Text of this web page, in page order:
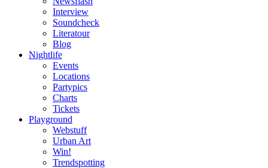
Interview
Soundcheck
Literatour
Blog
Nightlife
Events
Locations
Partypics
Charts
Tickets
Playground
Webstuff
Urban Art
Win!
Trendspotting